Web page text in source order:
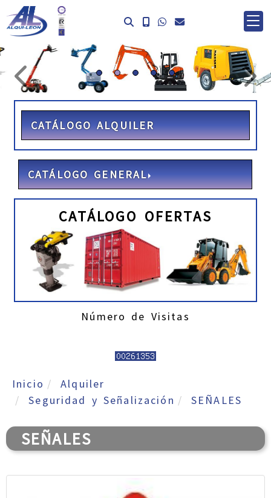
prev
CATÁLOGO ALQUILER
CATÁLOGO GENERAL
CATÁLOGO OFERTAS
Número de Visitas
Inicio
Alquiler
Seguridad y Señalización
SEÑALES
SEÑALES